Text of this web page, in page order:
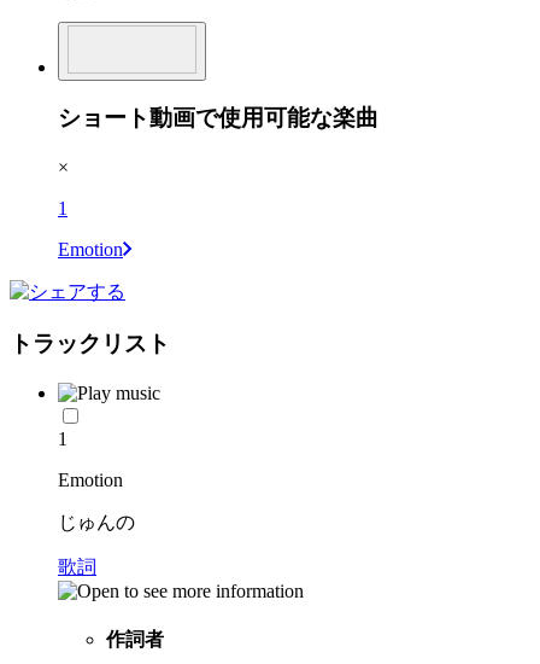
ショート動画で使用可能な楽曲
×
1
Emotion
トラックリスト
1
Emotion
じゅんの
歌詞
作詞者